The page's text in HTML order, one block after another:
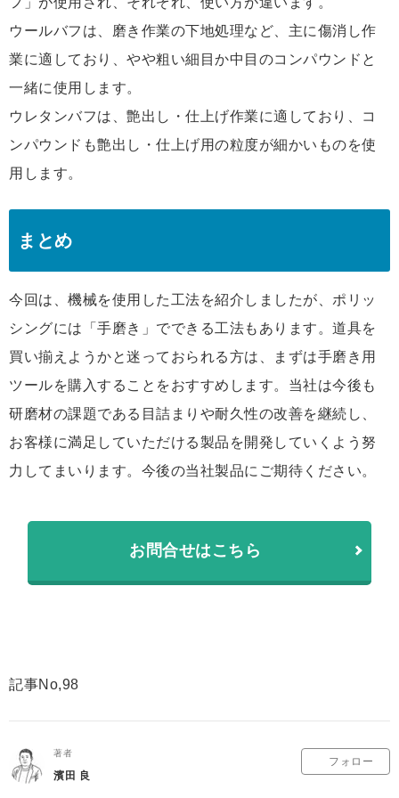
ウールバフは、磨き作業の下地処理など、主に傷消し作
業に適しており、やや粗い細目か中目のコンパウンドと
一緒に使用します。
ウレタンバフは、艶出し・仕上げ作業に適しており、コ
ンパウンドも艶出し・仕上げ用の粒度が細かいものを使
用します。
まとめ
今回は、機械を使用した工法を紹介しましたが、ポリッ
シングには「手磨き」でできる工法もあります。道具を
買い揃えようかと迷っておられる方は、まずは手磨き用
ツールを購入することをおすすめします。当社は今後も
研磨材の課題である目詰まりや耐久性の改善を継続し、
お客様に満足していただける製品を開発していくよう努
力してまいります。今後の当社製品にご期待ください。
お問合せはこちら
記事No,98
著者
濱田 良
フォロー